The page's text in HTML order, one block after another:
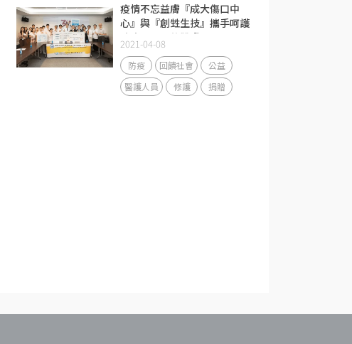
疫情不忘益膚『成大傷口中
心』與『創甡生技』攜手呵護
防疫面具下的肌膚
2021-04-08
防疫 回饋社會
公益
醫護人員
修護 捐贈